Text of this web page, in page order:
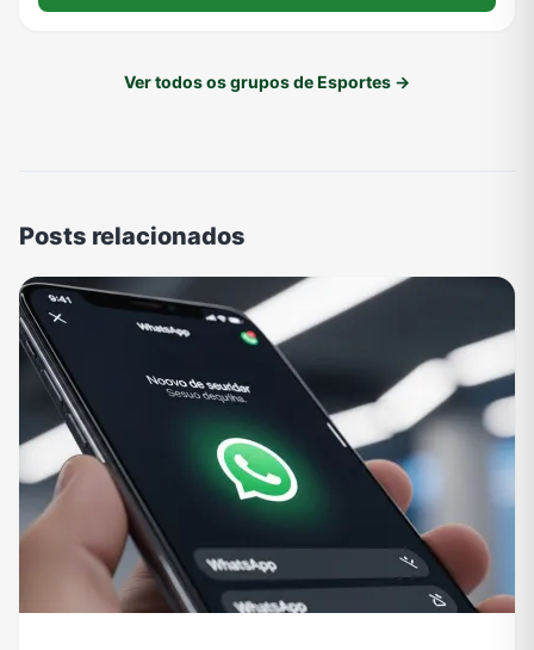
Ver todos os grupos de Esportes →
Posts relacionados